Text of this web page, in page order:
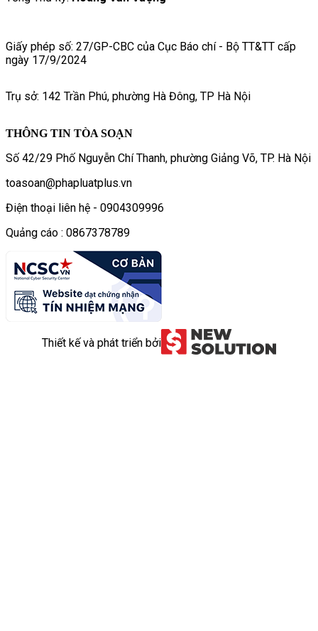
Giấy phép số: 27/GP-CBC của Cục Báo chí - Bộ TT&TT cấp
ngày 17/9/2024
Trụ sở: 142 Trần Phú, phường Hà Đông, TP Hà Nội
THÔNG TIN TÒA SOẠN
Số 42/29 Phố Nguyễn Chí Thanh, phường Giảng Võ, TP. Hà Nội
toasoan@phapluatplus.vn
Điện thoại liên hệ - 0904309996
Quảng cáo : 0867378789
Thiết kế và phát triển bởi